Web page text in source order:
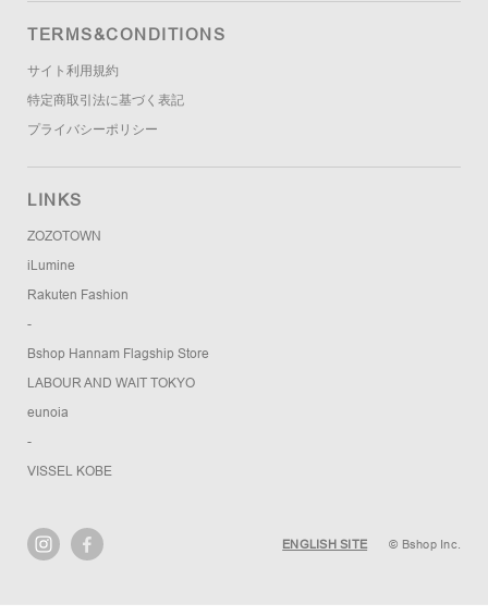
TERMS&CONDITIONS
サイト利用規約
特定商取引法に基づく表記
プライバシーポリシー
LINKS
ZOZOTOWN
iLumine
Rakuten Fashion
-
Bshop Hannam Flagship Store
LABOUR AND WAIT TOKYO
eunoia
-
VISSEL KOBE
ENGLISH SITE © Bshop Inc.